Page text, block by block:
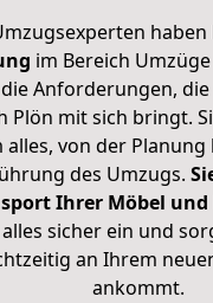
haben
im Bereich
Anforderungen,
Plön mit sich bringt.
alles, von der
des Umzugs.
Ihrer Möbel
sicher ein und
an Ihrem
ankommt.